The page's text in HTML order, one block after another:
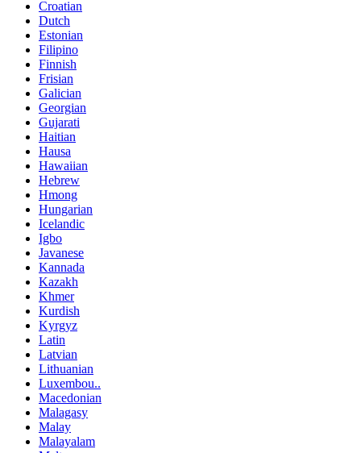
Croatian
Dutch
Estonian
Filipino
Finnish
Frisian
Galician
Georgian
Gujarati
Haitian
Hausa
Hawaiian
Hebrew
Hmong
Hungarian
Icelandic
Igbo
Javanese
Kannada
Kazakh
Khmer
Kurdish
Kyrgyz
Latin
Latvian
Lithuanian
Luxembou..
Macedonian
Malagasy
Malay
Malayalam